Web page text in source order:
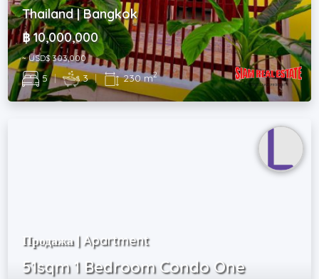
Thailand | Bangkok
฿ 10,000,000
~ USD$ 303,000
5 | 3 | 230 m2
Продажа | Apartment
51sqm 1 Bedroom Condo One